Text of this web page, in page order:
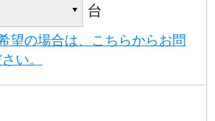
台
望の場合は、こちらからお問
い。